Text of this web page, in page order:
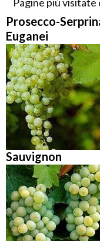
Prosecco-
Euganei
Sauvignon